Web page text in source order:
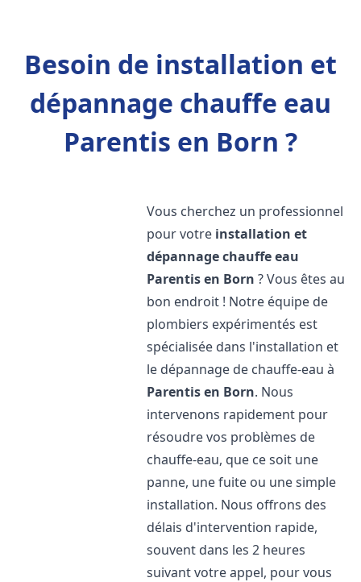
Besoin de installation et
dépannage chauffe eau
Parentis en Born ?
Vous cherchez un professionnel
pour votre installation et
dépannage chauffe eau
Parentis en Born ? Vous êtes au
bon endroit ! Notre équipe de
plombiers expérimentés est
spécialisée dans l'installation et
le dépannage de chauffe-eau à
Parentis en Born. Nous
intervenons rapidement pour
résoudre vos problèmes de
chauffe-eau, que ce soit une
panne, une fuite ou une simple
installation. Nous offrons des
délais d'intervention rapide,
souvent dans les 2 heures
suivant votre appel, pour vous